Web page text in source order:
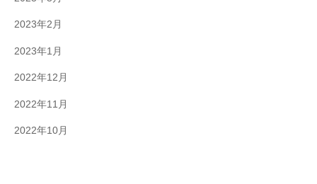
2023年2月
2023年1月
2022年12月
2022年11月
2022年10月